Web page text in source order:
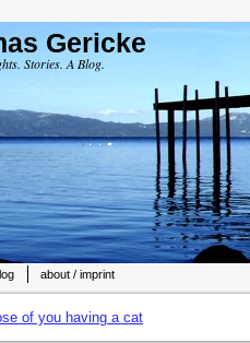
Gericke
Stories. A Blog.
about / imprint
of you having a cat